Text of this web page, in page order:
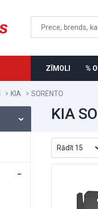
ZĪMOLI %
KIA SORENTO
KIA